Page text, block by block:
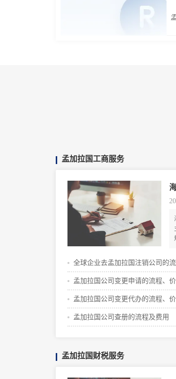
孟加拉国工商服务
全球企业去孟加拉国注销公司的流
及条件是什么
孟加拉国公司变更申请的流程、价
攻略
孟加拉国公司变更代办的流程、价
攻略
孟加拉国公司查册的流程及费用
孟加拉国财税服务